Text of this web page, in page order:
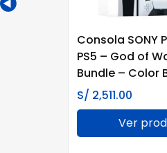
Consola SONY
PS5 – God of
Bundle – Color
S/ 2,511.00
Ver